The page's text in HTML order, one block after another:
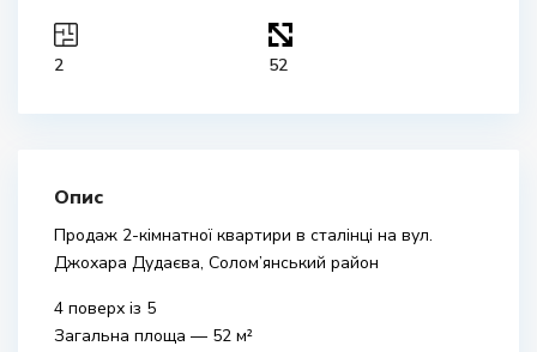
2 52
Опис
Продаж 2-кімнатної квартири в сталінці на вул.
Джохара Дудаєва, Солом’янський район
4 поверх із 5
Загальна площа — 52 м²